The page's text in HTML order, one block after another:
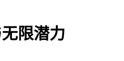
限潜力